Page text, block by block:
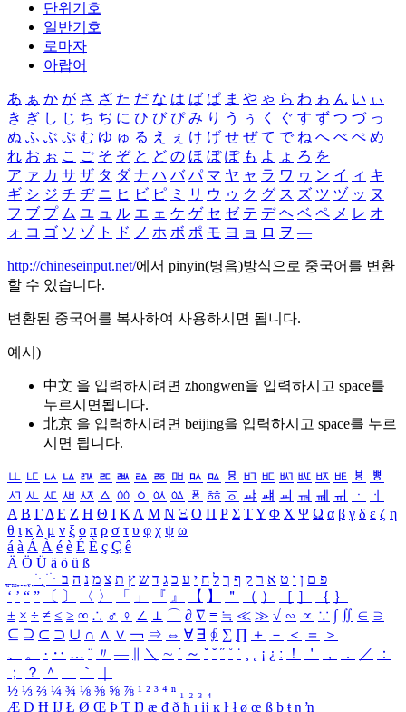
단위기호
일반기호
로마자
아랍어
あ ぁ か が さ ざ た だ な は ば ぱ ま や ゃ ら わ ゎ ん い ぃ
き ぎ し じ ち ぢ に ひ び ぴ み り う ぅ く ぐ す ず つ づ っ
ぬ ふ ぶ ぷ む ゆ ゅ る え ぇ け げ せ ぜ て で ね へ べ ぺ め
れ お ぉ こ ご そ ぞ と ど の ほ ぼ ぽ も よ ょ ろ を
ア ァ カ サ ザ タ ダ ナ ハ バ パ マ ヤ ャ ラ ワ ヮ ン イ ィ キ
ギ シ ジ チ ヂ ニ ヒ ビ ピ ミ リ ウ ゥ ク グ ス ズ ツ ヅ ッ ヌ
フ ブ プ ム ユ ュ ル エ ェ ケ ゲ セ ゼ テ デ ヘ ベ ペ メ レ オ
ォ コ ゴ ソ ゾ ト ド ノ ホ ボ ポ モ ヨ ョ ロ ヲ ―
http://chineseinput.net/에서 pinyin(병음)방식으로 중국어를 변환
할 수 있습니다.
변환된 중국어를 복사하여 사용하시면 됩니다.
예시)
中文 을 입력하시려면 zhongwen을 입력하시고 space를
누르시면됩니다.
北京 을 입력하시려면 beijing을 입력하시고 space를 누르
시면 됩니다.
ㅥ ㅦ ㅧ ㅨ ㅩ ㅪ ㅫ ㅬ ㅭ ㅮ ㅯ ㅰ ㅱ ㅲ ㅳ ㅴ ㅵ ㅶ ㅷ ㅸ
ㅹ
ㅺ ㅻ ㅼ ㅽ ㅾ ㅿ ㆀ ㆁ ㆂ ㆃ ㆄ ㆅ ㆆ ㆇ ㆈ ㆉ ㆊ ㆋ ㆌ ㆍ
ㆎ
Α Β ΓΔ Ε Ζ Η Θ Ι ΚΛ Μ Ν Ξ Ο Π Ρ Σ ΤΥ Φ Χ Ψ Ω α β γ δ ε ζ η
θ ι κ λ μ ν ξ ο π ρ σ τ υ φ χ ψ ω
á à Á À é è É È ç Ç ê
Ä Ö Ü ä ö ü ß
ִֶֹ ֻּ ׁׂ פ ם ן ו ט א ר ק ף ך ל ח י ע כ ג ד ש ץ ת צ מ נ ה ב
‘ ’ “ ” 〔 〕 〈 〉 「 」 『 』 【 】 ＂ （ ） ［ ］ ｛ ｝
± × ÷ ≠ ≤ ≥ ∞ ∴ ♂ ♀ ∠ ⊥ ⌒ ∂ ∇ ≡ ≒ ≪ ≫ √ ∽ ∝ ∵ ∫ ∬ ∈ ∋
⊆ ⊇ ⊂ ⊃ ∪ ∩ ∧ ∨ ￢ ⇒ ⇔ ∀ ∃ ∮ ∑ ∏ ＋ － ＜ ＝
＞
、
。 · ‥ … ¨ 〃 ― ＼ ∼ ´ ～ ˇ ˘ ˝ ˚ ˙ ¸ ¡ ¿ ː ！ ＇ ， ． ／
：
；
？ ＾ ｀
½ ⅓ ⅔ ¼ ¾ ⅛ ⅜ ⅝ ⅞ ¹ ² ³ ⁴ ⁿ ₁ ₂ ₃ ₄
Æ Ð Ħ Ĳ Ł Ø Œ Þ Ŧ Ŋ æ đ ð ħ ı ĳ ĸ ŀ ł ø œ ß þ ŧ ŋ ŉ